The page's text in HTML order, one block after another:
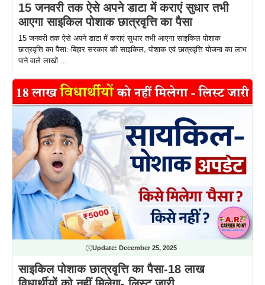
15 जनवरी तक ऐसे अपने डाटा में कराएं सुधार तभी
आएगा साइकिल पोशाक छात्रवृत्ति का पैसा
15 जनवरी तक ऐसे अपने डाटा में कराएं सुधार तभी आएगा साइकिल पोशाक
छात्रवृत्ति का पैसा:-बिहार सरकार की साइकिल, पोशाक एवं छात्रवृत्ति योजना का लाभ
पाने वाले लाखों ...
Update: December 25, 2025
साइकिल पोशाक छात्रवृत्ति का पैसा-18 लाख